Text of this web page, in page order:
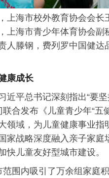
上海市校外教育协会会
上海市青少年体育协会
人滕钢，费列罗中国健
康成长
近平总书记深刻指出“要
合发布《儿童青少年“
领域，为儿童健康事业
家战略深度融入亲子家
快儿童友好型城市建设。
围内吸引了万余组家庭